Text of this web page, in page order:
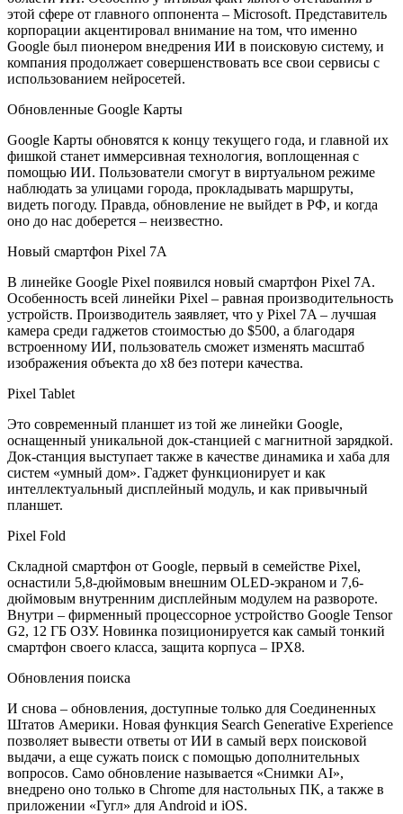
этой сфере от главного оппонента – Microsoft. Представитель
корпорации акцентировал внимание на том, что именно
Google был пионером внедрения ИИ в поисковую систему, и
компания продолжает совершенствовать все свои сервисы с
использованием нейросетей.
Обновленные Google Карты
Google Карты обновятся к концу текущего года, и главной их
фишкой станет иммерсивная технология, воплощенная с
помощью ИИ. Пользователи смогут в виртуальном режиме
наблюдать за улицами города, прокладывать маршруты,
видеть погоду. Правда, обновление не выйдет в РФ, и когда
оно до нас доберется – неизвестно.
Новый смартфон Pixel 7A
В линейке Google Pixel появился новый смартфон Pixel 7A.
Особенность всей линейки Pixel – равная производительность
устройств. Производитель заявляет, что у Pixel 7A – лучшая
камера среди гаджетов стоимостью до $500, а благодаря
встроенному ИИ, пользователь сможет изменять масштаб
изображения объекта до х8 без потери качества.
Pixel Tablet
Это современный планшет из той же линейки Google,
оснащенный уникальной док-станцией с магнитной зарядкой.
Док-станция выступает также в качестве динамика и хаба для
систем «умный дом». Гаджет функционирует и как
интеллектуальный дисплейный модуль, и как привычный
планшет.
Pixel Fold
Складной смартфон от Google, первый в семействе Pixel,
оснастили 5,8-дюймовым внешним OLED-экраном и 7,6-
дюймовым внутренним дисплейным модулем на развороте.
Внутри – фирменный процессорное устройство Google Tensor
G2, 12 ГБ ОЗУ. Новинка позиционируется как самый тонкий
смартфон своего класса, защита корпуса – IPX8.
Обновления поиска
И снова – обновления, доступные только для Соединенных
Штатов Америки. Новая функция Search Generative Experience
позволяет вывести ответы от ИИ в самый верх поисковой
выдачи, а еще сужать поиск с помощью дополнительных
вопросов. Само обновление называется «Снимки AI»,
внедрено оно только в Chrome для настольных ПК, а также в
приложении «Гугл» для Android и iOS.